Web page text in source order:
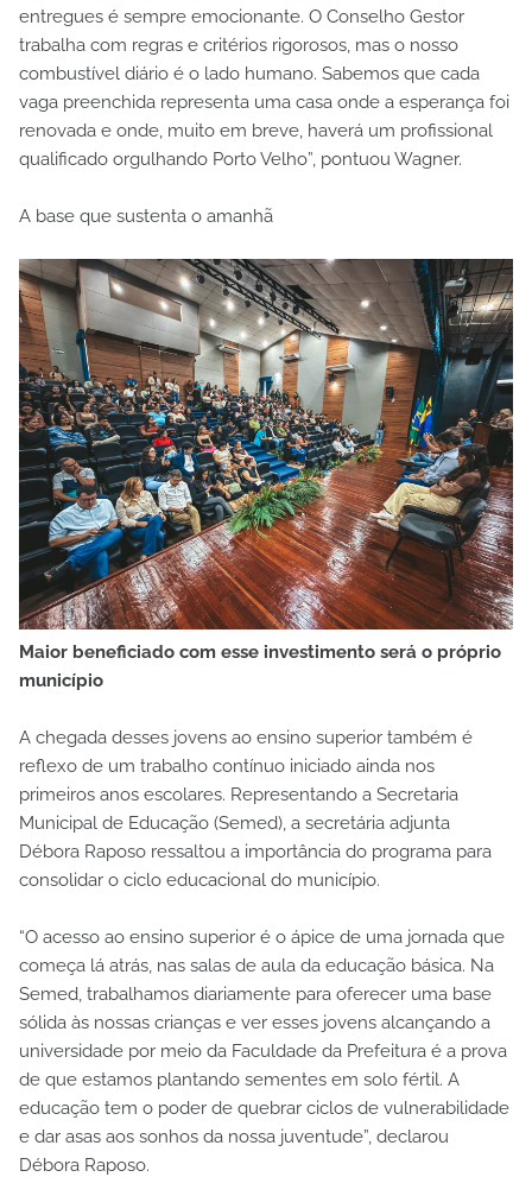
entregues é sempre emocionante. O Conselho Gestor
trabalha com regras e critérios rigorosos, mas o nosso
combustível diário é o lado humano. Sabemos que cada
vaga preenchida representa uma casa onde a esperança foi
renovada e onde, muito em breve, haverá um profissional
qualificado orgulhando Porto Velho”, pontuou Wagner.
A base que sustenta o amanhã
Maior beneficiado com esse investimento será o próprio
município
A chegada desses jovens ao ensino superior também é
reflexo de um trabalho contínuo iniciado ainda nos
primeiros anos escolares. Representando a Secretaria
Municipal de Educação (Semed), a secretária adjunta
Débora Raposo ressaltou a importância do programa para
consolidar o ciclo educacional do município.
“O acesso ao ensino superior é o ápice de uma jornada que
começa lá atrás, nas salas de aula da educação básica. Na
Semed, trabalhamos diariamente para oferecer uma base
sólida às nossas crianças e ver esses jovens alcançando a
universidade por meio da Faculdade da Prefeitura é a prova
de que estamos plantando sementes em solo fértil. A
educação tem o poder de quebrar ciclos de vulnerabilidade
e dar asas aos sonhos da nossa juventude”, declarou
Débora Raposo.